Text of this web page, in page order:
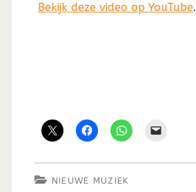
Bekijk deze video op YouTube.
NIEUWE MUZIEK